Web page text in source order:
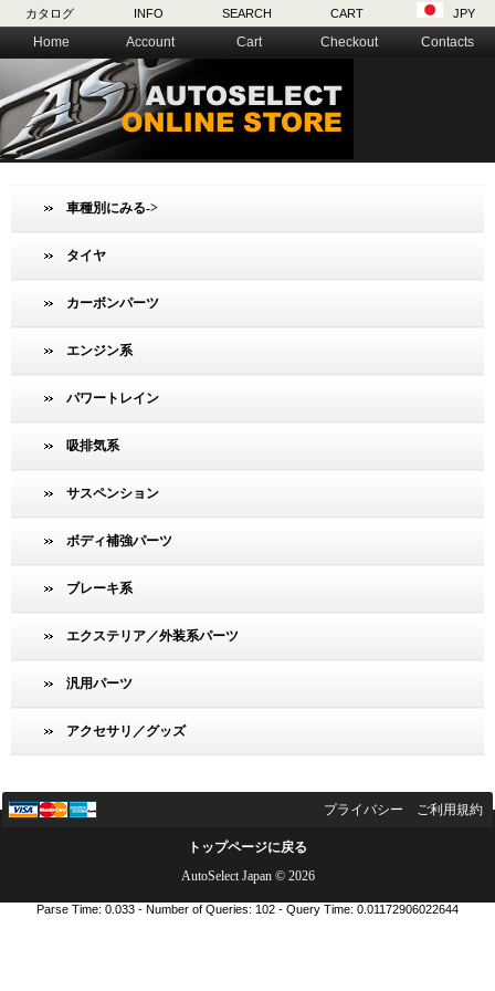
カタログ INFO SEARCH CART JPY
Home Account Cart Checkout Contacts
車種別にみる->
タイヤ
カーボンパーツ
エンジン系
パワートレイン
吸排気系
サスペンション
ボディ補強パーツ
ブレーキ系
エクステリア／外装系パーツ
汎用パーツ
アクセサリ／グッズ
プライバシー ご利用規約
トップページに戻る
AutoSelect Japan © 2026
Parse Time: 0.033 - Number of Queries: 102 - Query Time: 0.01172906022644